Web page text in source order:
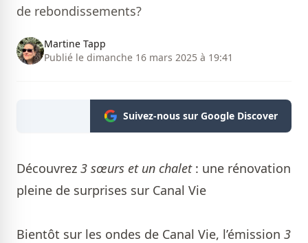
de rebondissements?
Martine Tapp
Publié le dimanche 16 mars 2025 à 19:41
Suivez-nous sur Google Discover
Découvrez 3 sœurs et un chalet: une rénovation
pleine de surprises sur Canal Vie
Bientôt sur les ondes de Canal Vie, l’émission 3